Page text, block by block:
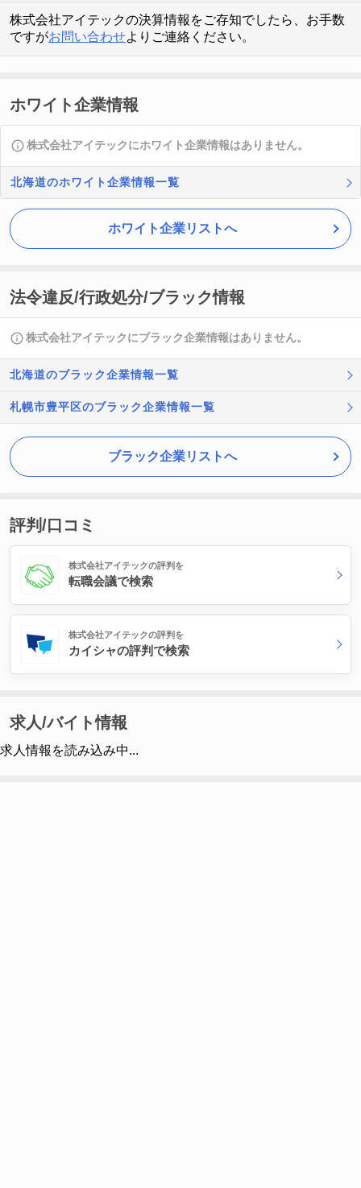
株式会社アイテックの決算情報をご存知でしたら、お手数
ですがお問い合わせよりご連絡ください。
ホワイト企業情報
株式会社アイテックにホワイト企業情報はありません。
北海道のホワイト企業情報一覧
ホワイト企業リストへ
法令違反/行政処分/ブラック情報
株式会社アイテックにブラック企業情報はありません。
北海道のブラック企業情報一覧
札幌市豊平区のブラック企業情報一覧
ブラック企業リストへ
評判/口コミ
株式会社アイテックの評判を
転職会議で検索
株式会社アイテックの評判を
カイシャの評判で検索
求人/バイト情報
求人情報を読み込み中...